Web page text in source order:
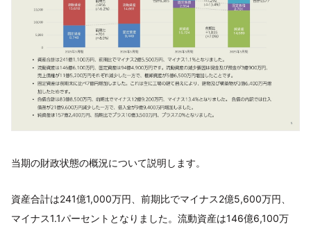
当期の財政状態の概況について説明します。
資産合計は241億1,000万円、前期比でマイナス2億5,600万円、
マイナス1.1パーセントとなりました。流動資産は146億6,100万